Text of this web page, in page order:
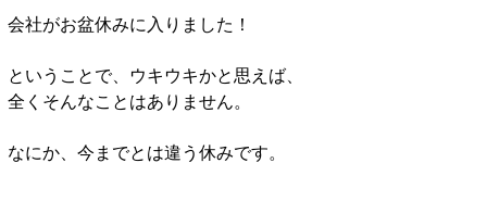
会社がお盆休みに入りました！
ということで、ウキウキかと思えば、
全くそんなことはありません。
なにか、今までとは違う休みです。